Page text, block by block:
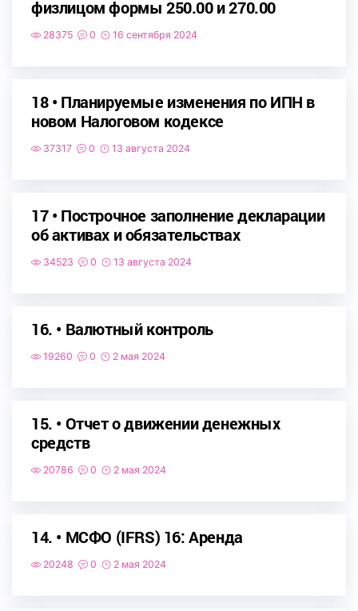
физлицом формы 250.00 и 270.00
28375 0 16 сентября 2024
18 • Планируемые изменения по ИПН в
новом Налоговом кодексе
37317 0 13 августа 2024
17 • Построчное заполнение декларации
об активах и обязательствах
34523 0 13 августа 2024
16. • Валютный контроль
19260 0 2 мая 2024
15. • Отчет о движении денежных
средств
20786 0 2 мая 2024
14. • МСФО (IFRS) 16: Аренда
20248 0 2 мая 2024